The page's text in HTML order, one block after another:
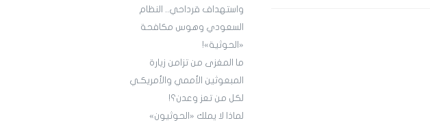
واستهداف قرداحي.. النظام
السعودي وهوس مكافحة
«الحوثية»!
ما المغزى من تزامن زيارة
المبعوثين الأممي والأمريكـي
لكل من تعز وعدن؟!
لماذا لا يملك «الحوثيون»